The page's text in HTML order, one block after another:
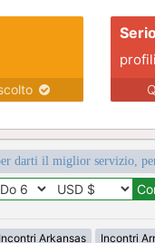
darti il miglior servizio,
Incontri Arkansas Incontri